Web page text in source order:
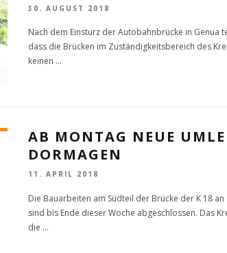
30. AUGUST 2018
Nach dem Einsturz der Autobahnbrücke in Genua
dass die Brücken im Zuständigkeitsbereich des
keinen ...
AB MONTAG NEUE
DORMAGEN
11. APRIL 2018
Die Bauarbeiten am Südteil der Brücke der K 18
sind bis Ende dieser Woche abgeschlossen. Das
die ...